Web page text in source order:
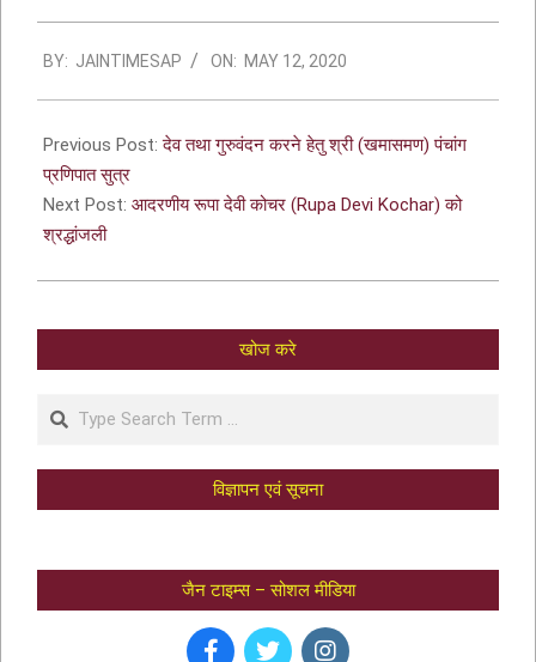
BY: JAINTIMESAP ON: MAY 12, 2020
Previous Post:देव तथा गुरुवंदन करने हेतु श्री (खमासमण) पंचांग
प्रणिपात सुत्र
Next Post: आदरणीय रूपा देवी कोचर (Rupa Devi Kochar) को
श्रद्धांजली
खोज करे
विज्ञापन एवं सूचना
जैन टाइम्स – सोशल मीडिया